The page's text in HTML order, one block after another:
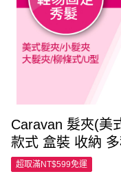
Caravan 髮夾(美
款式 盒裝 收納
超取滿NT$599免運